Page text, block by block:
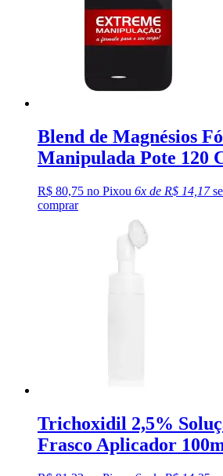
Blend de Magnésios
Manipulada Pote 120
R$ 80,75 no Pixou 6x de R$ 14,17
comprar
Trichoxidil 2,5%
Frasco Aplicador